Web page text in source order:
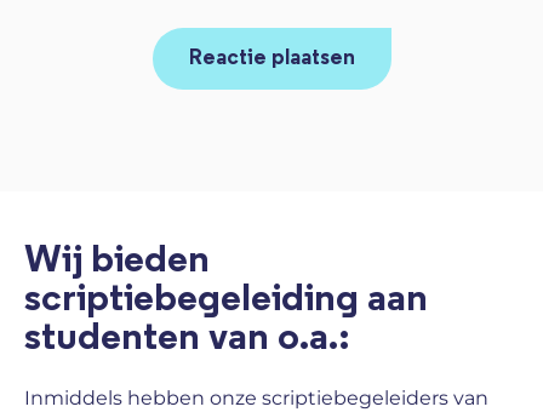
Wij bieden
scriptiebegeleiding aan
studenten van o.a.:
Inmiddels hebben onze scriptiebegeleiders van